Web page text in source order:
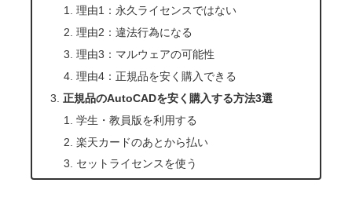
理由1：永久ライセンスではない
理由2：違法行為になる
理由3：マルウェアの可能性
理由4：正規品を安く購入できる
正規品のAutoCADを安く購入する方法3選
学生・教員版を利用する
楽天カードのあとから払い
セットライセンスを使う